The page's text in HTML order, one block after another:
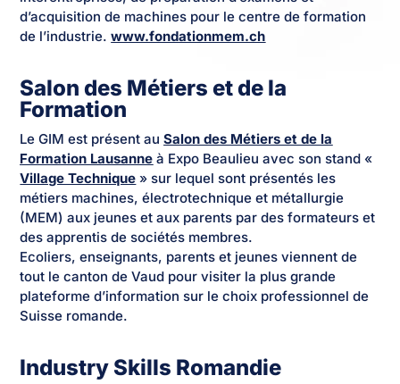
d’acquisition de machines pour le centre de formation
de l’industrie.www.fondationmem.ch
Salon des Métiers et de la
Formation
Le GIM est présent auSalon des Métiers et de la
Formation Lausanne à Expo Beaulieu avec son stand «
Village Technique » sur lequel sont présentés les
métiers machines, électrotechnique et métallurgie
(MEM) aux jeunes et aux parents par des formateurs et
des apprentis de sociétés membres.
Ecoliers, enseignants, parents et jeunes viennent de
tout le canton de Vaud pour visiter la plus grande
plateforme d’information sur le choix professionnel de
Suisse romande.
Industry Skills Romandie